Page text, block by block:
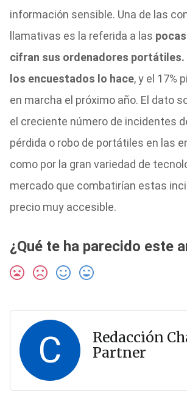
información sensible. Una de las
llamativas es la referida a las
cifran sus ordenadores portátiles.
los encuestados lo hace, y el 17%
en marcha el próximo año. El dato
el creciente número de incidentes
pérdida o robo de portátiles en las
como por la gran variedad de
mercado que combatirían estas
precio muy accesible.
¿Qué te ha parecido este
C
Redacción
Partner